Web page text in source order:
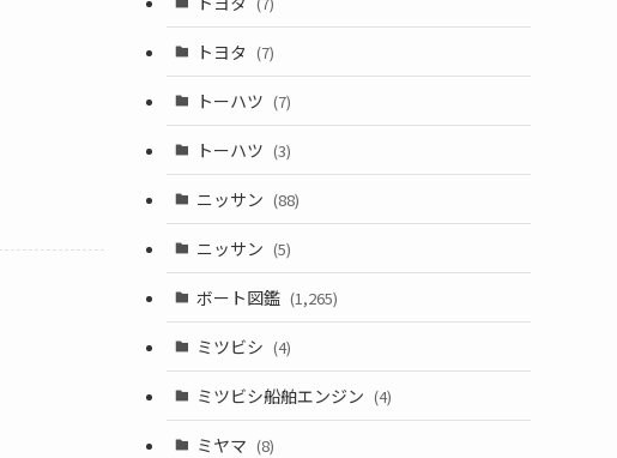
トヨタ (7)
トーハツ (7)
トーハツ (3)
ニッサン (88)
ニッサン (5)
ボート図鑑 (1,265)
ミツビシ (4)
ミツビシ船舶エンジン (4)
ミヤマ (8)